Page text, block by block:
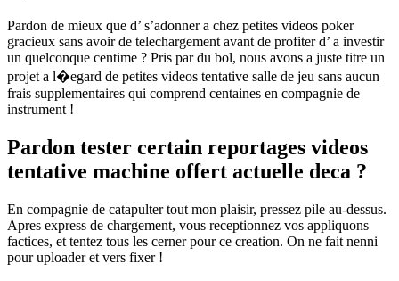
Pardon de mieux que d’ s’adonner a chez petites videos poker
gracieux sans avoir de telechargement avant de profiter d’ a investir
un quelconque centime ? Pris par du bol, nous avons a juste titre un
projet a l�egard de petites videos tentative salle de jeu sans aucun
frais supplementaires qui comprend centaines en compagnie de
instrument !
Pardon tester certain reportages videos
tentative machine offert actuelle deca ?
En compagnie de catapulter tout mon plaisir, pressez pile au-dessus.
Apres express de chargement, vous receptionnez vos appliquons
factices, et tentez tous les cerner pour ce creation. On ne fait nenni
pour uploader et vers fixer !